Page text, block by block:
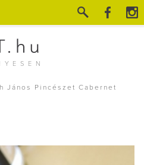
János Pincészet Cabernet